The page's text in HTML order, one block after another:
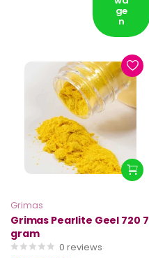
ge
n
Grimas
Grimas Pearlite Geel 720 7
gram
0 reviews